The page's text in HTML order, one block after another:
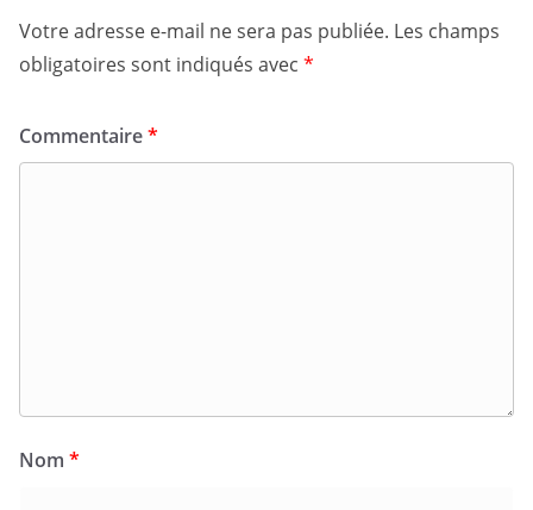
Votre adresse e-mail ne sera pas publiée. Les champs
obligatoires sont indiqués avec *
Commentaire*
Nom *